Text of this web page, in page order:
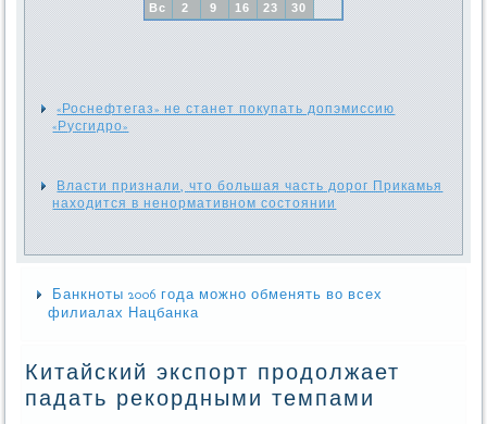
Вс
2 9 16 23 30
«Роснефтегаз» не станет покупать допэмиссию
«Русгидро»
Власти признали, что большая часть дорог Прикамья
находится в ненормативном состоянии
Банкноты 2006 года можно обменять во всех
филиалах Нацбанка
Китайский экспорт продолжает
падать рекордными темпами